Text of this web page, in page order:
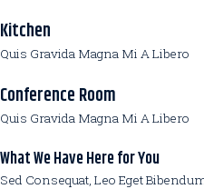
Kitchen
Quis Gravida Magna Mi A Libero
Conference Room
Quis Gravida Magna Mi A Libero
What We Have Here for You
Sed Consequat, Leo Eget